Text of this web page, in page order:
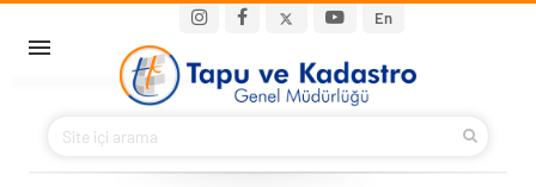
En
Main navigation
BAKANIMIZ